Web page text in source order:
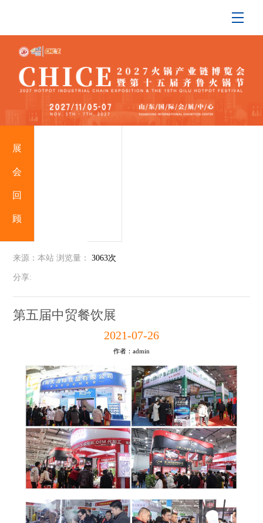
展
会
回
顾
来源：本站 浏览量： 3063次
分享:
第五届中贸餐饮展
2021-07-26
作者：admin